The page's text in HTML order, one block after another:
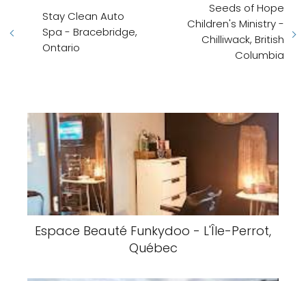
Stay Clean Auto
Spa - Bracebridge,
Ontario
Seeds of Hope
Children's Ministry -
Chilliwack, British
Columbia
Espace Beauté Funkydoo - L'Île-Perrot,
Québec